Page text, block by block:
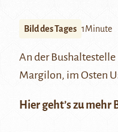
Bild des Tages 1Minute
An der Bushaltestelle
Margilon, im Osten
Hier geht’s zu mehr